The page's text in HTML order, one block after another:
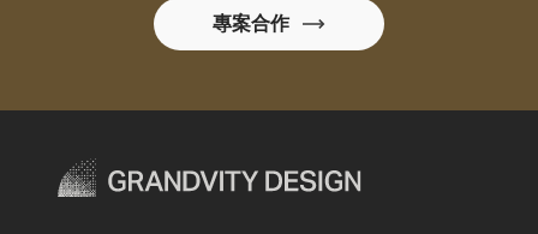
專案合作